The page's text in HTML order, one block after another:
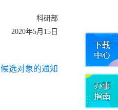
部
2020年5月15日
选对象的通知